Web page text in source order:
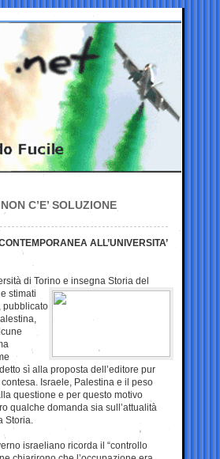
C’E’ SOLUZIONE
ALL’UNIVERSITA’
di Torino e insegna Storia del
stimati
pubblicato
sì alla proposta dell’editore pur
Israele, Palestina e il peso
questione e per questo motivo
qualche domanda sia sull’attualità
Storia.
israeliano ricorda il “controllo